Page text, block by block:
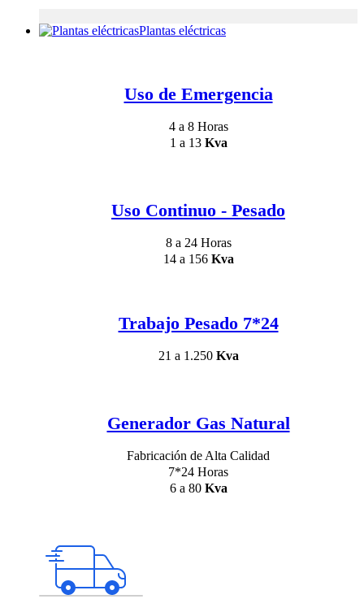
Plantas eléctricas
Uso de Emergencia
4 a 8 Horas
1 a 13 Kva
Uso Continuo - Pesado
8 a 24 Horas
14 a 156 Kva
Trabajo Pesado 7*24
21 a 1.250 Kva
Generador Gas Natural
Fabricación de Alta Calidad
7*24 Horas
6 a 80 Kva